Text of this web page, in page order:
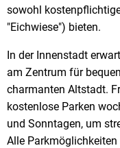
sowohl
"Eichwiese") bieten.
In der Innenstadt
am Zentrum für
charmanten Altstadt.
kostenlose Parken
und Sonntagen, um
Alle